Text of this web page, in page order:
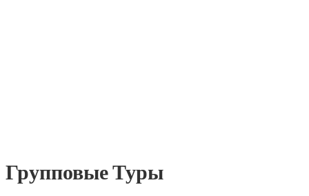
Групповые Туры